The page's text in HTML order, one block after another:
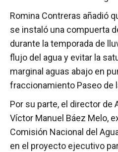
Romina Contreras añadió
se instaló una compuerta
durante la temporada de
flujo del agua y evitar la
marginal aguas abajo en
fraccionamiento Paseo de
Por su parte, el director de
Víctor Manuel Báez Melo,
Comisión Nacional del
en el proyecto ejecutivo